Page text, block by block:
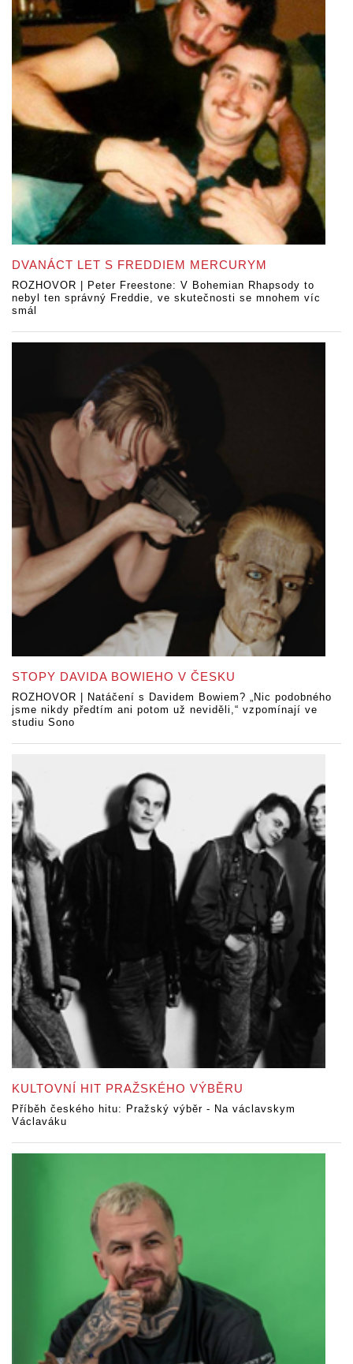
DVANÁCT LET S FREDDIEM MERCURYM
ROZHOVOR | Peter Freestone: V Bohemian Rhapsody to
nebyl ten správný Freddie, ve skutečnosti se mnohem víc
smál
STOPY DAVIDA BOWIEHO V ČESKU
ROZHOVOR | Natáčení s Davidem Bowiem? „Nic podobného
jsme nikdy předtím ani potom už neviděli,“ vzpomínají ve
studiu Sono
KULTOVNÍ HIT PRAŽSKÉHO VÝBĚRU
Příběh českého hitu: Pražský výběr - Na václavskym
Václaváku